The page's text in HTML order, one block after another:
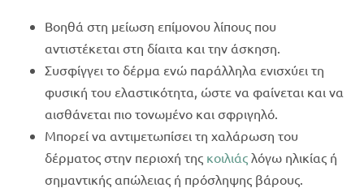
Βοηθά στη μείωση επίμονου λίπους που
αντιστέκεται στη δίαιτα και την άσκηση.
Συσφίγγει το δέρμα ενώ παράλληλα ενισχύει τη
φυσική του ελαστικότητα, ώστε να φαίνεται και να
αισθάνεται πιο τονωμένο και σφριγηλό.
Μπορεί να αντιμετωπίσει τη χαλάρωση του
δέρματος στην περιοχή της κοιλιάς λόγω ηλικίας ή
σημαντικής απώλειας ή πρόσληψης βάρους.